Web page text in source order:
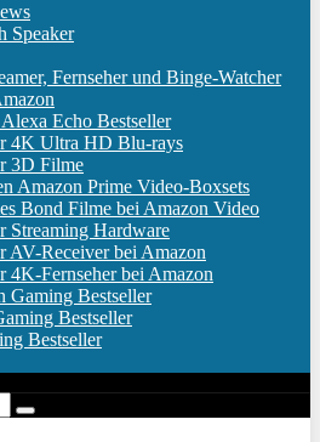
Speaker
Fernseher und Binge-Watcher
Echo Bestseller
4K Ultra HD Blu-rays
3D Filme
Amazon Prime Video-Boxsets
Bond Filme bei Amazon Video
Streaming Hardware
AV-Receiver bei Amazon
4K-Fernseher bei Amazon
Gaming Bestseller
Bestseller
Bestseller